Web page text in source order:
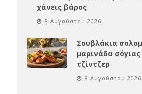
χάνεις βάρος
8 Αυγούστου 2026
Σουβλάκια
μαρινάδα σόγιας
τζίντζερ
8 Αυγούστου 2026